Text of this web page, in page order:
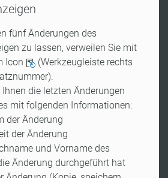
fünf Änderungen des
zu lassen, verweilen Sie mit
Icon
(Werkzeugleiste rechts
die letzten Änderungen
mit folgenden Informationen:
der Änderung
der Änderung
und Vorname des
Änderung durchgeführt hat